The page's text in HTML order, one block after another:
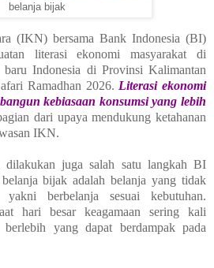
belanja bijak
(IKN) bersama Bank Indonesia (BI)
literasi ekonomi masyarakat di
Indonesia di Provinsi Kalimantan
Ramadhan 2026. Literasi ekonomi
kebiasaan konsumsi yang lebih
dari upaya mendukung ketahanan
IKN.
dilakukan juga salah satu langkah BI
bijak adalah belanja yang tidak
berbelanja sesuai kebutuhan.
hari besar keagamaan sering kali
yang dapat berdampak pada